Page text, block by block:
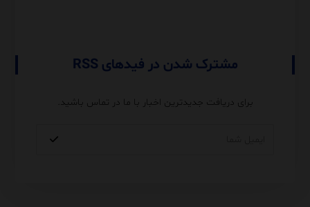
مشترک شدن در فیدهای RSS
برای دریافت جدیدترین اخبار با ما در تماس باشید.